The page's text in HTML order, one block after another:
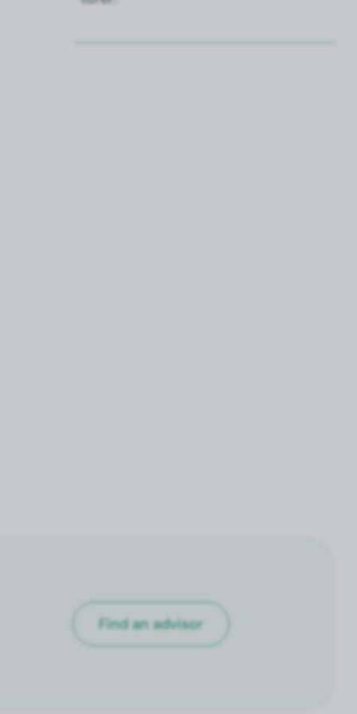
Find an advi­sor